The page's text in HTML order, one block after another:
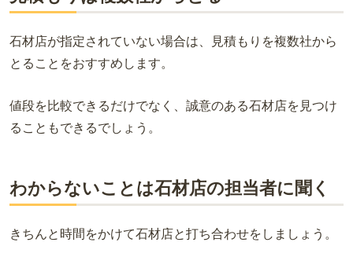
石材店が指定されていない場合は、見積もりを複数社から
とることをおすすめします。
値段を比較できるだけでなく、誠意のある石材店を見つけ
ることもできるでしょう。
わからないことは石材店の担当者に聞く
きちんと時間をかけて石材店と打ち合わせをしましょう。